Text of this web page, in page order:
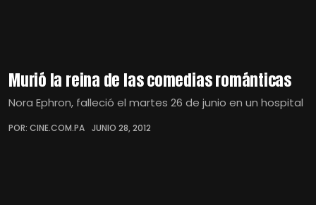
Murió la reina de las comedias románticas
Nora Ephron, falleció el martes 26 de junio en un hospital
POR: CINE.COM.PA JUNIO 28, 2012